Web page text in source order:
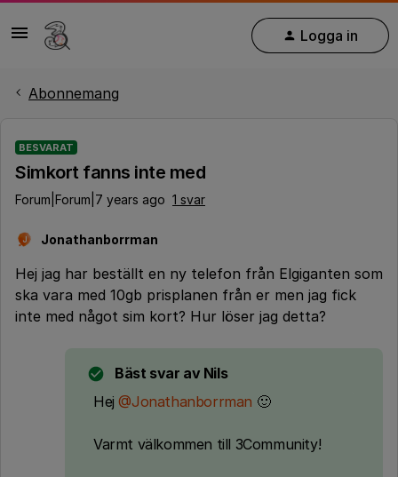
Logga in
Abonnemang
BESVARAT
Simkort fanns inte med
Forum|Forum|7 years ago 1 svar
J Jonathanborrman
Hej jag har beställt en ny telefon från Elgiganten som
ska vara med 10gb prisplanen från er men jag fick
inte med något sim kort? Hur löser jag detta?
Bäst svar av Nils
Hej@Jonathanborrman 🙂
Varmt välkommen till 3Community!